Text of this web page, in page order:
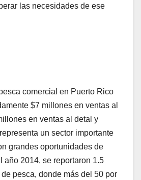
las necesidades de ese
comercial en Puerto Rico
$7 millones en ventas al
en ventas al detal y
un sector importante
grandes oportunidades de
año 2014, se reportaron 1.5
pesca, donde más del 50 por